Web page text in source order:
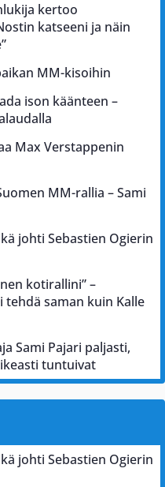
kertoo
katseeni ja näin
MM-kisoihin
ison käänteen –
Max Verstappenin
MM-rallia – Sami
johti Sebastien Ogierin
kotirallini” –
saman kuin Kalle
Sami Pajari paljasti,
tuntuivat
johti Sebastien Ogierin